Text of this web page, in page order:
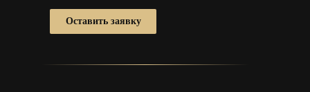
Оставить заявку